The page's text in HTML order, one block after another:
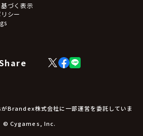
づく表示
シー
X
(Twitter)
Facebook
LINE
Brandex株式会社に一部運営を委託していま
© Cygames, Inc.